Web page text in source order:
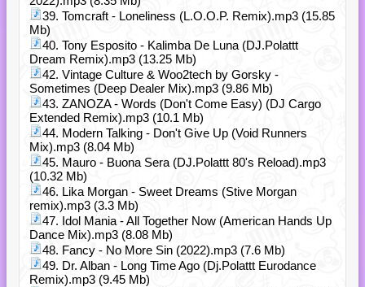
39. Tomcraft - Loneliness (L.O.O.P. Remix).mp3 (15.85
Mb)
40. Tony Esposito - Kalimba De Luna (DJ.Polattt
Dream Remix).mp3 (13.25 Mb)
42. Vintage Culture & Woo2tech by Gorsky -
Sometimes (Deep Dealer Mix).mp3 (9.86 Mb)
43. ZANOZA - Words (Don't Come Easy) (DJ Cargo
Extended Remix).mp3 (10.1 Mb)
44. Modern Talking - Don't Give Up (Void Runners
Mix).mp3 (8.04 Mb)
45. Mauro - Buona Sera (DJ.Polattt 80's Reload).mp3
(10.32 Mb)
46. Lika Morgan - Sweet Dreams (Stive Morgan
remix).mp3 (3.3 Mb)
47. Idol Mania - All Together Now (American Hands Up
Dance Mix).mp3 (8.08 Mb)
48. Fancy - No More Sin (2022).mp3 (7.6 Mb)
49. Dr. Alban - Long Time Ago (Dj.Polattt Eurodance
Remix).mp3 (9.45 Mb)